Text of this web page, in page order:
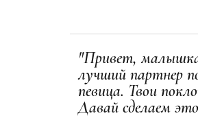
"Привет,
лучший партнер
певица. Твои
Давай сделаем